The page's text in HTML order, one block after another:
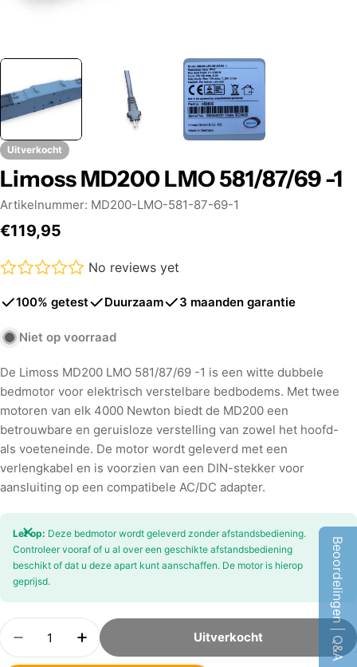
Uitverkocht
Limoss MD200 LMO 581/87/69 -1
Artikelnummer: MD200-LMO-581-87-69-1
Normale
€119,95
No reviews yet
100% getest Duurzaam 3 maanden garantie
Niet op voorraad
De Limoss MD200 LMO 581/87/69 -1 is een witte dubbele
bedmotor voor elektrisch verstelbare bedbodems. Met twee
motoren van elk 4000 Newton biedt de MD200 een
betrouwbare en geruisloze verstelling van zowel het hoofd-
als voeteneinde. De motor wordt geleverd met een
verlengkabel en is voorzien van een DIN-stekker voor
aansluiting op een compatibele AC/DC adapter.
Let op: Deze bedmotor wordt geleverd zonder afstandsbediening.
Controleer vooraf of u al over een geschikte afstandsbediening
beschikt of dat u deze apart kunt aanschaffen. De motor is hierop
geprijsd.
Aantal
Hoeveelheid Verminderen Voor Limoss MD200
Verhoog Aantal Voor Limoss MD200
Uitverkocht Beoordelingen | Q&A